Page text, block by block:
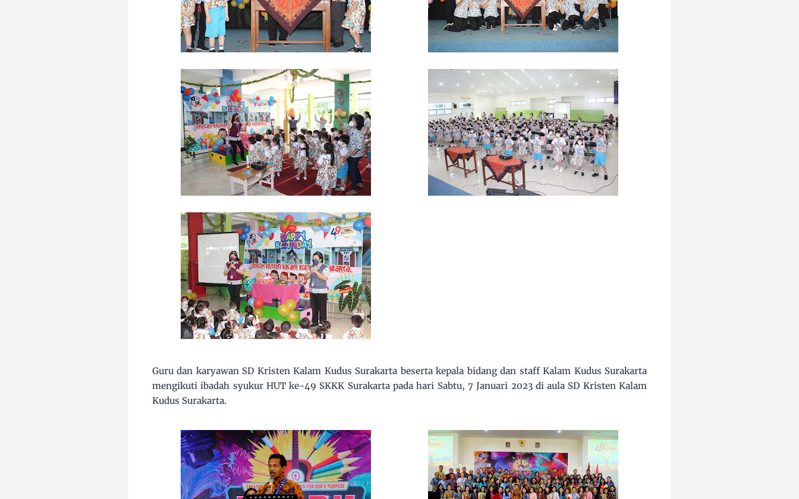
Guru dan karyawan SD Kristen Kalam Kudus Surakarta beserta kepala bidang dan staff Kalam Kudus Surakarta
mengikuti ibadah syukur HUT ke-49 SKKK Surakarta pada hari Sabtu, 7 Januari 2023 di aula SD Kristen Kalam
Kudus Surakarta.